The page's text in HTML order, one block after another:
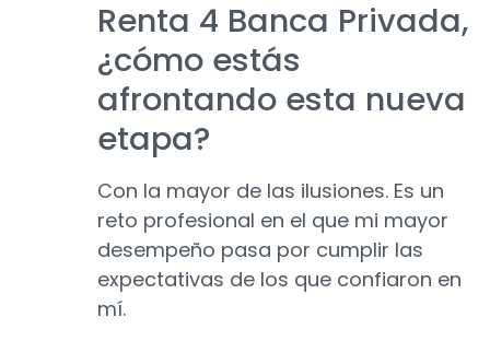
Renta 4 Banca Privada,
¿cómo estás
afrontando esta nueva
etapa?
Con la mayor de las ilusiones. Es un
reto profesional en el que mi mayor
desempeño pasa por cumplir las
expectativas de los que confiaron en
mí.